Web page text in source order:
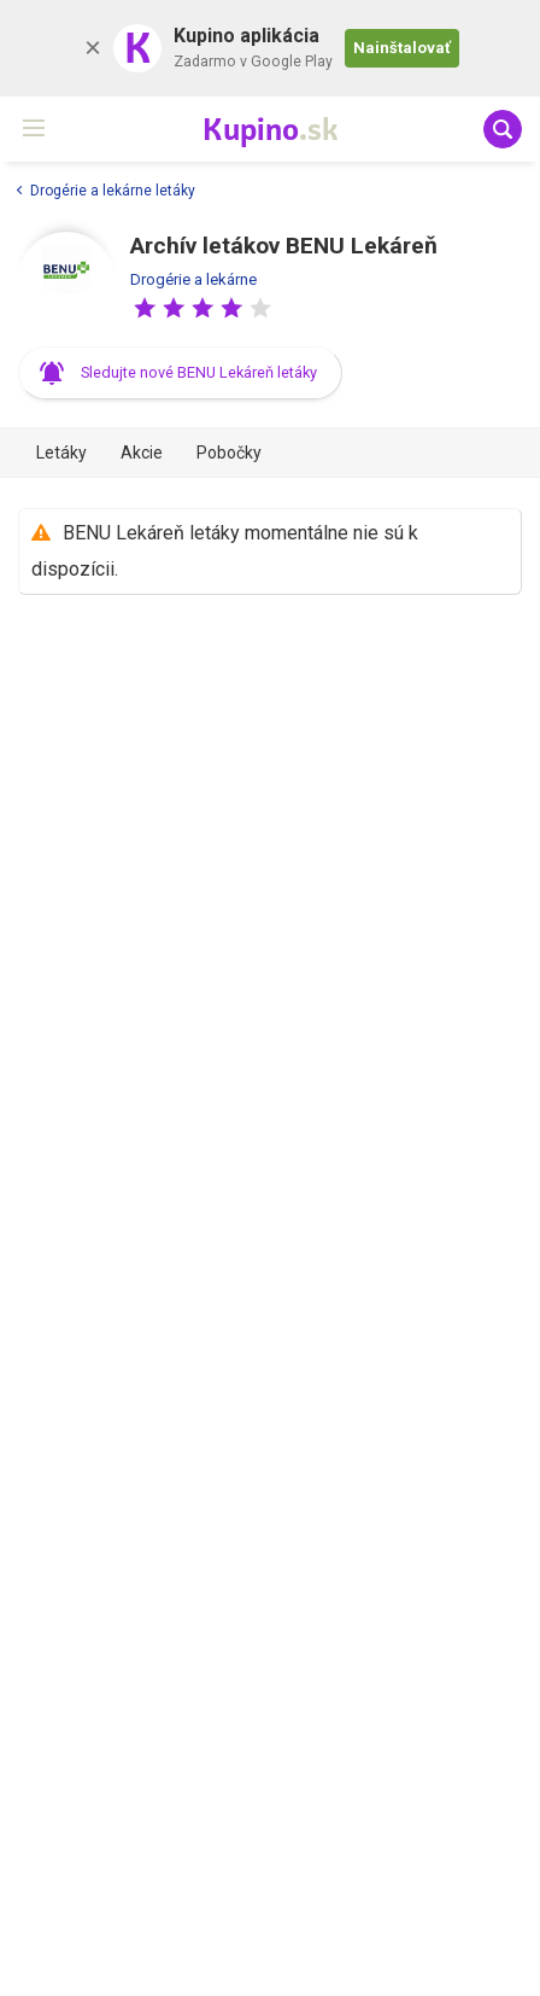
K Kupino aplikácia
Zadarmo v Google Play
Nainštalovať
Kupino.sk
Drogérie a lekárne letáky
Archív letákov BENU Lekáreň
Drogérie a lekárne
Sledujte nové BENU Lekáreň letáky
Letáky Akcie Pobočky
BENU Lekáreň letáky momentálne nie sú k
dispozícii.